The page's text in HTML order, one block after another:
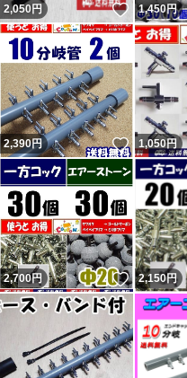
2,050円 いいね！
1,450円
2,390円 いいね！
1,050円
2,700円 いいね！
2,150円